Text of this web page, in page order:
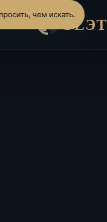
FLЭT
чем искать.